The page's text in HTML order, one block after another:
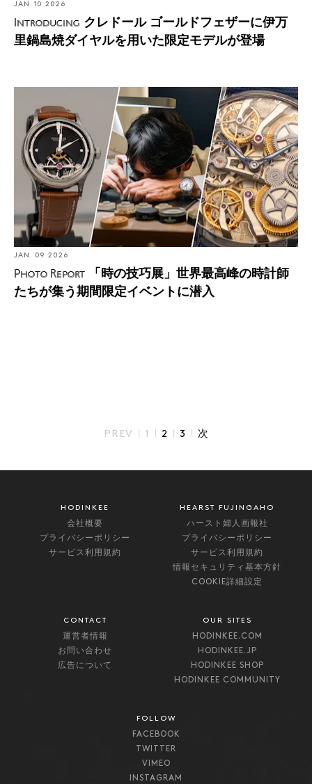
JAN. 10 2026
Introducing クレドール ゴールドフェザーに伊万
里鍋島焼ダイヤルを用いた限定モデルが登場
Photo Report: 「時の技巧展」世界最高峰の時計師たちが
集う期間限定イベントに潜入
JAN. 09 2026
Photo Report 「時の技巧展」世界最高峰の時計師
たちが集う期間限定イベントに潜入
PREV | 1 | 2 | 3 | 次
HODINKEE
会社概要
プライバシーポリシー
サービス利用規約
HEARST FUJINGAHO
ハースト婦人画報社
プライバシーポリシー
サービス利用規約
情報セキュリティ基本方針
COOKIE詳細設定
CONTACT
運営者情報
お問い合わせ
広告について
OUR SITES
HODINKEE.COM
HODINKEE.JP
HODINKEE SHOP
HODINKEE COMMUNITY
FOLLOW
FACEBOOK
TWITTER
VIMEO
INSTAGRAM